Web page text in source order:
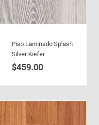
Piso Laminado Splash
Silver Kiefer
$459.00